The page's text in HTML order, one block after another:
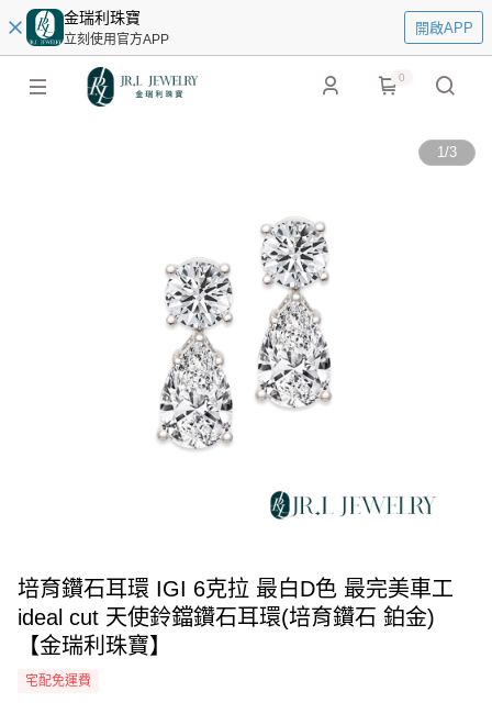
金瑞利珠寶
立刻使用官方APP
開啟APP
0
1/3
培育鑽石耳環 IGI 6克拉 最白D色 最完美車工
ideal cut 天使鈴鐺鑽石耳環(培育鑽石 鉑金)
【金瑞利珠寶】
宅配免運費